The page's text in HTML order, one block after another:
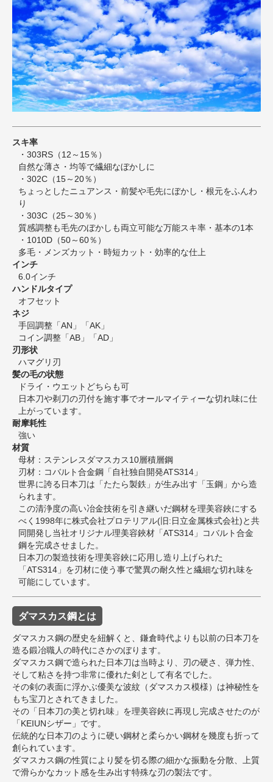
スキ率
・303RS（12～15％）
自然な薄さ・均等で繊細なぼかしに
・302C（15～20％）
ちょっとしたニュアンス・前髪や毛先にぼかし・根元をふんわ
り
・303C（25～30％）
質感調整も毛先のぼかしも両立可能な万能スキ率・基本の1本
・1010D（50～60％）
多毛・メンズカット・時短カット・効率的な仕上
インチ
6.0インチ
ハンドルタイプ
オフセット
ネジ
手回調整「AN」「AK」
コイン調整「AB」「AD」
刃形状
ハマグリ刃
髪の毛の状態
ドライ・ウエットどちらも可
日本刀や剃刀の刃付を施す事でオールマイティーな切れ味に仕
上がっています。
耐摩耗性
強い
材質
母材：ステンレスダマスカス10層積層鋼
刃材：コバルト合金鋼「自社独自開発ATS314」
世界に誇る日本刀は「たたら製鉄」が生み出す「玉鋼」から造
られます。
この清浄度の高い冶金技術を引き継いだ鋼材を理美容鋏にする
べく1998年に株式会社プロテリアル(旧:日立金属株式会社)と共
同開発し当社オリジナル理美容鋏材「ATS314」コバルト合金
鋼を完成させました。
日本刀の製造技術を理美容鋏に応用し造り上げられた
「ATS314」を刃材に使う事で驚異の耐久性と繊細な切れ味を
可能にしています。
ダマスカス鋼とは
ダマスカス鋼の歴史を紐解くと、鎌倉時代よりも以前の日本刀を
造る鍛冶職人の時代にさかのぼります。
ダマスカス鋼で造られた日本刀は当時より、刃の硬さ、弾力性、
そして粘さを持つ非常に優れた剣として有名でした。
その剣の表面に浮かぶ優美な波紋（ダマスカス模様）は神秘性を
もち宝刀とされてきました。
その「日本刀の美と切れ味」を理美容鋏に再現し完成させたのが
「KEIUNシザー」です。
伝統的な日本刀のように硬い鋼材と柔らかい鋼材を幾度も折って
創られています。
ダマスカス鋼の性質により髪を切る際の細かな振動を分散、上質
で滑らかなカット感を生み出す特殊な刃の製法です。